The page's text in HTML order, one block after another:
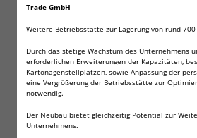
Trade GmbH
Weitere Betriebsstätte zur Lagerung von rund
Durch das stetige Wachstum des Unternehmens
erforderlichen Erweiterungen der Kapazitäten,
Kartonagenstellplätzen, sowie Anpassung der
eine Vergrößerung der Betriebsstätte zur
notwendig.
Der Neubau bietet gleichzeitig Potential zur
Unternehmens.